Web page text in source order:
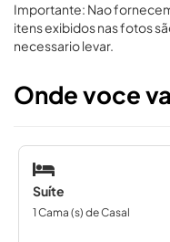
Importante: Nao
itens exibidos nas fotos
necessario levar.
Onde voce
Suíte
1 Cama (s) de Casal